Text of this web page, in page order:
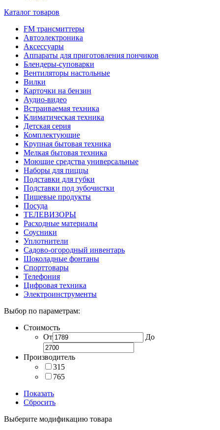
Каталог товаров
FM трансмиттеры
Автоэлектроника
Аксессуары
Аппараты для приготовления пончиков
Блендеры-суповарки
Вентиляторы настольные
Вилки
Карточки на бензин
Аудио-видео
Встраиваемая техника
Климатическая техника
Детская серия
Комплектующие
Крупная бытовая техника
Мелкая бытовая техника
Моющие средства универсальные
Наборы для пиццы
Подставки для губки
Подставки под зубочистки
Пищевые продукты
Посуда
ТЕЛЕВИЗОРЫ
Расходные материалы
Соусники
Уплотнители
Садово-огородный инвентарь
Шоколадные фонтаны
Спорттовары
Телефония
Цифровая техника
Электроинструменты
Выбор по параметрам:
Стоимость
От
До
Производитель
315
765
Показать
Сбросить
Выберите модификацию товара